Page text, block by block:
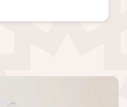
الصورة